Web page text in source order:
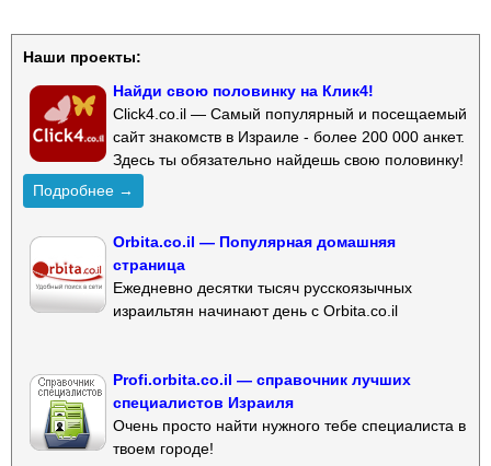
Наши проекты:
Найди свою половинку на Клик4!
Click4.co.il — Самый популярный и посещаемый
сайт знакомств в Израиле - более 200 000 анкет.
Здесь ты обязательно найдешь свою половинку!
Подробнее →
Orbita.co.il — Популярная домашняя
страница
Ежедневно десятки тысяч русскоязычных
израильтян начинают день с Orbita.co.il
Profi.orbita.co.il — справочник лучших
специалистов Израиля
Очень просто найти нужного тебе специалиста в
твоем городе!